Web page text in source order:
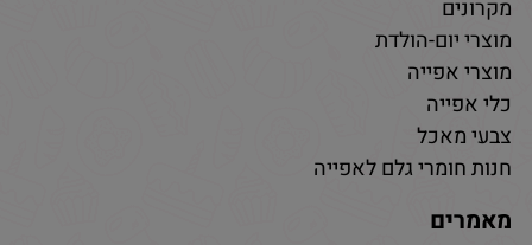
מקרונים
מוצרי יום-הולדת
מוצרי אפייה
כלי אפייה
צבעי מאכל
חנות חומרי גלם לאפייה
מאמרים